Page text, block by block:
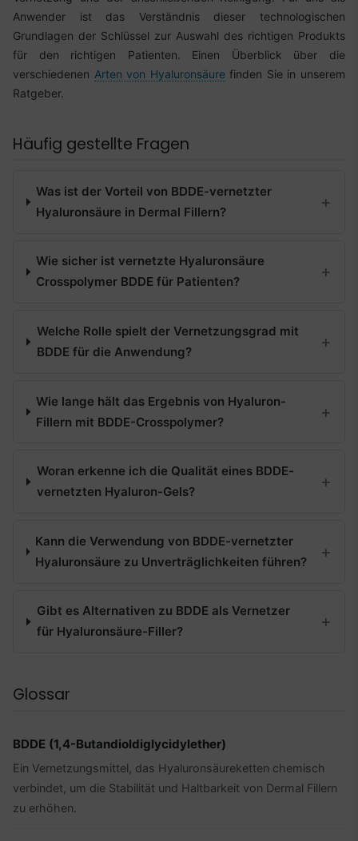
Anwender ist das Verständnis dieser technologischen
Grundlagen der Schlüssel zur Auswahl des richtigen Produkts
für den richtigen Patienten. Einen Überblick über die
verschiedenen Arten von Hyaluronsäurefinden Sie in unserem
Ratgeber.
Häufig gestellte Fragen
Was ist der Vorteil von BDDE-vernetzter
Hyaluronsäure in Dermal Fillern?
Wie sicher ist vernetzte Hyaluronsäure
Crosspolymer BDDE für Patienten?
Welche Rolle spielt der Vernetzungsgrad mit
BDDE für die Anwendung?
Wie lange hält das Ergebnis von Hyaluron-
Fillern mit BDDE-Crosspolymer?
Woran erkenne ich die Qualität eines BDDE-
vernetzten Hyaluron-Gels?
Kann die Verwendung von BDDE-vernetzter
Hyaluronsäure zu Unverträglichkeiten führen?
Gibt es Alternativen zu BDDE als Vernetzer
für Hyaluronsäure-Filler?
Glossar
BDDE (1,4-Butandioldiglycidylether)
Ein Vernetzungsmittel, das Hyaluronsäureketten chemisch
verbindet, um die Stabilität und Haltbarkeit von Dermal Fillern
zu erhöhen.